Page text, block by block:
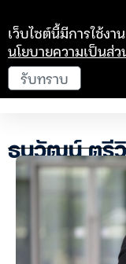
ธนวัฒน์ ตรีวิ
เว็บไซต์นี้มีการใช้ง
นโยบายความเป็นส่
รับทราบ